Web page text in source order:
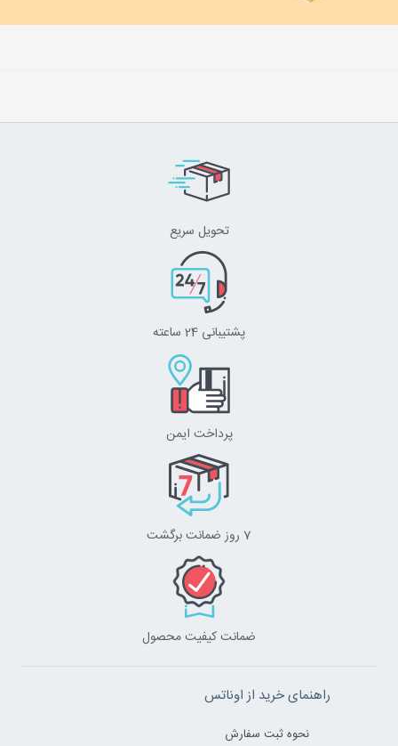
تحویل سریع
پشتیبانی 24 ساعته
پرداخت ایمن
7 روز ضمانت برگشت
ضمانت کیفیت محصول
راهنمای خرید از اوناتس
نحوه ثبت سفارش